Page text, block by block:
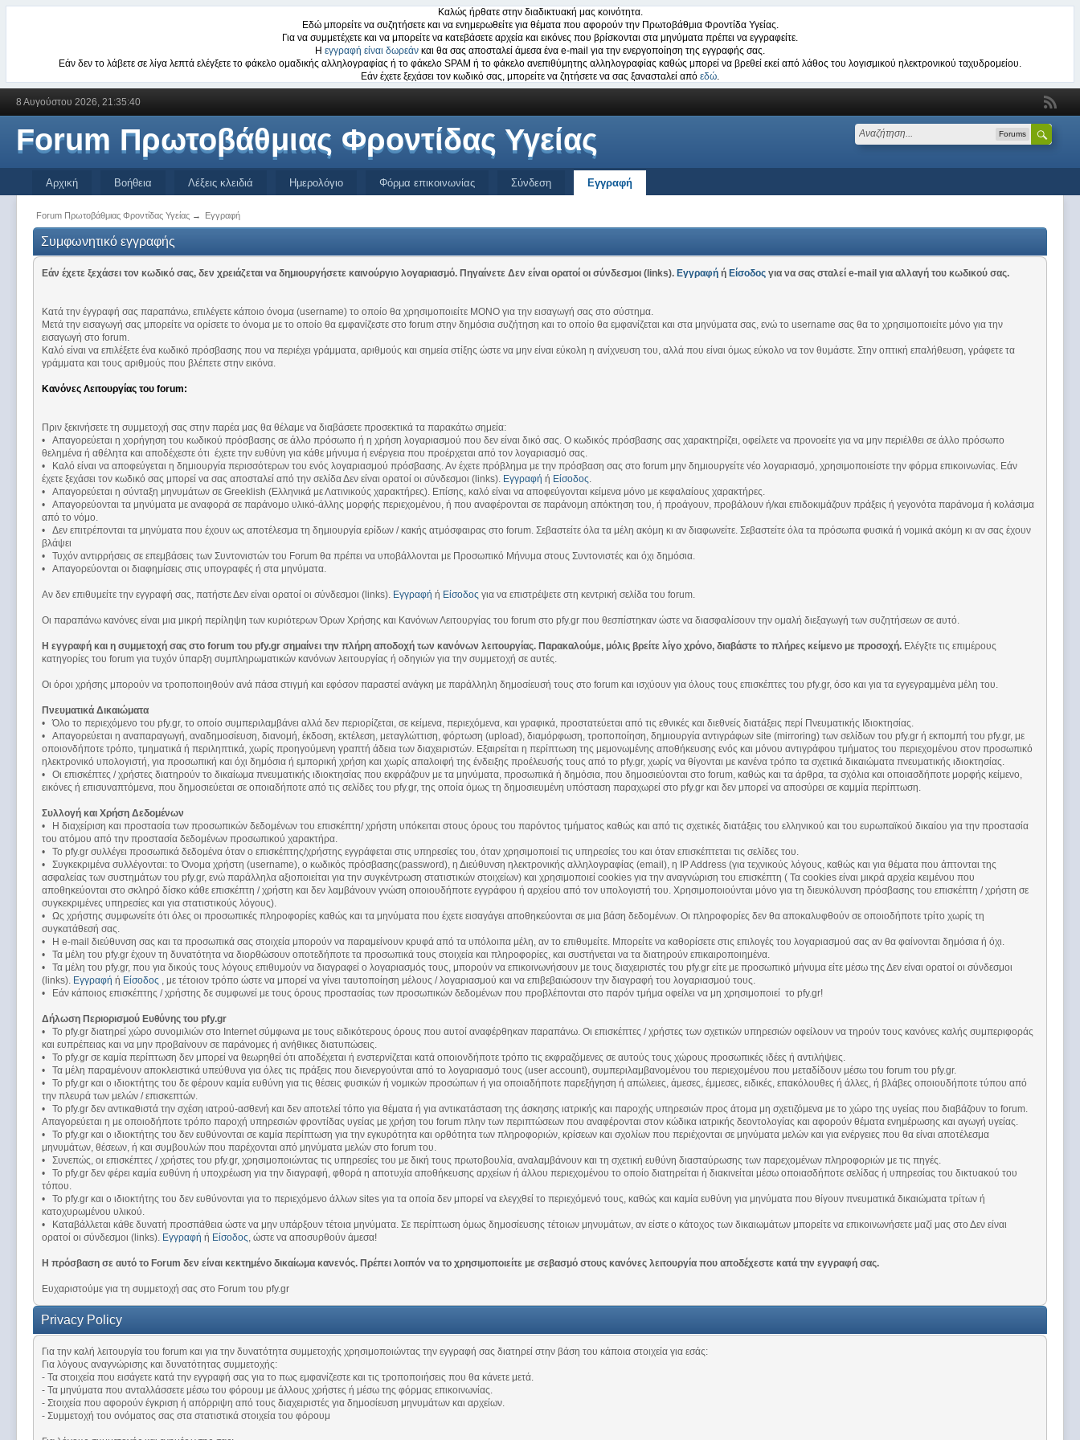
Καλώς ήρθατε στην διαδικτυακή μας κοινότητα.
Εδώ μπορείτε να συζητήσετε και να ενημερωθείτε για θέματα που αφορούν την Πρωτοβάθμια Φροντίδα Υγείας.
Για να συμμετέχετε και να μπορείτε να κατεβάσετε αρχεία και εικόνες που βρίσκονται στα μηνύματα πρέπει να εγγραφείτε.
Η εγγραφή είναι δωρεάν και θα σας αποσταλεί άμεσα ένα e-mail για την ενεργοποίηση της εγγραφής σας.
Εάν δεν το λάβετε σε λίγα λεπτά ελέγξετε το φάκελο ομαδικής αλληλογραφίας ή το φάκελο SPAM ή το φάκελο ανεπιθύμητης αλληλογραφίας καθώς μπορεί να βρεθεί εκεί από λάθος του λογισμικού ηλεκτρονικού ταχυδρομείου.
Εάν έχετε ξεχάσει τον κωδικό σας, μπορείτε να ζητήσετε να σας ξανασταλεί από εδώ.
8 Αυγούστου 2026, 21:35:40
Forum Πρωτοβάθμιας Φροντίδας Υγείας Forums
Αρχική Βοήθεια Λέξεις κλειδιά Ημερολόγιο Φόρμα επικοινωνίας Σύνδεση Εγγραφή
Forum Πρωτοβάθμιας Φροντίδας Υγείας→ Εγγραφή
Συμφωνητικό εγγραφής
Εάν έχετε ξεχάσει τον κωδικό σας, δεν χρειάζεται να δημιουργήσετε καινούργιο λογαριασμό. Πηγαίνετε Δεν είναι ορατοί οι σύνδεσμοι (links). Εγγραφή ή Είσοδος για να σας σταλεί e-mail για αλλαγή του κωδικού σας.
Κατά την έγγραφή σας παραπάνω, επιλέγετε κάποιο όνομα (username) το οποίο θα χρησιμοποιείτε ΜΟΝΟ για την εισαγωγή σας στο σύστημα.
Μετά την εισαγωγή σας μπορείτε να ορίσετε το όνομα με το οποίο θα εμφανίζεστε στο forum στην δημόσια συζήτηση και το οποίο θα εμφανίζεται και στα μηνύματα σας, ενώ το username σας θα το χρησιμοποιείτε μόνο για την
εισαγωγή στο forum.
Καλό είναι να επιλέξετε ένα κωδικό πρόσβασης που να περιέχει γράμματα, αριθμούς και σημεία στίξης ώστε να μην είναι εύκολη η ανίχνευση του, αλλά που είναι όμως εύκολο να τον θυμάστε. Στην οπτική επαλήθευση, γράφετε τα
γράμματα και τους αριθμούς που βλέπετε στην εικόνα.
Κανόνες Λειτουργίας του forum:
Πριν ξεκινήσετε τη συμμετοχή σας στην παρέα μας θα θέλαμε να διαβάσετε προσεκτικά τα παρακάτω σημεία:
• Απαγορεύεται η χορήγηση του κωδικού πρόσβασης σε άλλο πρόσωπο ή η χρήση λογαριασμού που δεν είναι δικό σας. Ο κωδικός πρόσβασης σας χαρακτηρίζει, οφείλετε να προνοείτε για να μην περιέλθει σε άλλο πρόσωπο
θελημένα ή αθέλητα και αποδέχεστε ότι έχετε την ευθύνη για κάθε μήνυμα ή ενέργεια που προέρχεται από τον λογαριασμό σας.
• Καλό είναι να αποφεύγεται η δημιουργία περισσότερων του ενός λογαριασμού πρόσβασης. Αν έχετε πρόβλημα με την πρόσβαση σας στο forum μην δημιουργείτε νέο λογαριασμό, χρησιμοποιείστε την φόρμα επικοινωνίας. Εάν
έχετε ξεχάσει τον κωδικό σας μπορεί να σας αποσταλεί από την σελίδα Δεν είναι ορατοί οι σύνδεσμοι (links). Εγγραφή ή Είσοδος.
• Απαγορεύεται η σύνταξη μηνυμάτων σε Greeklish (Ελληνικά με Λατινικούς χαρακτήρες). Επίσης, καλό είναι να αποφεύγονται κείμενα μόνο με κεφαλαίους χαρακτήρες.
• Απαγορεύονται τα μηνύματα με αναφορά σε παράνομο υλικό-άλλης μορφής περιεχομένου, ή που αναφέρονται σε παράνομη απόκτηση του, ή προάγουν, προβάλουν ή/και επιδοκιμάζουν πράξεις ή γεγονότα παράνομα ή κολάσιμα
από το νόμο.
• Δεν επιτρέπονται τα μηνύματα που έχουν ως αποτέλεσμα τη δημιουργία ερίδων / κακής ατμόσφαιρας στο forum. Σεβαστείτε όλα τα μέλη ακόμη κι αν διαφωνείτε. Σεβαστείτε όλα τα πρόσωπα φυσικά ή νομικά ακόμη κι αν σας έχουν
βλάψει
• Τυχόν αντιρρήσεις σε επεμβάσεις των Συντονιστών του Forum θα πρέπει να υποβάλλονται με Προσωπικό Μήνυμα στους Συντονιστές και όχι δημόσια.
• Απαγορεύονται οι διαφημίσεις στις υπογραφές ή στα μηνύματα.
Αν δεν επιθυμείτε την εγγραφή σας, πατήστε Δεν είναι ορατοί οι σύνδεσμοι (links). Εγγραφή ή Είσοδος για να επιστρέψετε στη κεντρική σελίδα του forum.
Οι παραπάνω κανόνες είναι μια μικρή περίληψη των κυριότερων Όρων Χρήσης και Κανόνων Λειτουργίας του forum στο pfy.gr που θεσπίστηκαν ώστε να διασφαλίσουν την ομαλή διεξαγωγή των συζητήσεων σε αυτό.
Η εγγραφή και η συμμετοχή σας στο forum του pfy.gr σημαίνει την πλήρη αποδοχή των κανόνων λειτουργίας. Παρακαλούμε, μόλις βρείτε λίγο χρόνο, διαβάστε το πλήρες κείμενο με προσοχή. Ελέγξτε τις επιμέρους
κατηγορίες του forum για τυχόν ύπαρξη συμπληρωματικών κανόνων λειτουργίας ή οδηγιών για την συμμετοχή σε αυτές.
Οι όροι χρήσης μπορούν να τροποποιηθούν ανά πάσα στιγμή και εφόσον παραστεί ανάγκη με παράλληλη δημοσίευσή τους στο forum και ισχύουν για όλους τους επισκέπτες του pfy.gr, όσο και για τα εγγεγραμμένα μέλη του.
Πνευματικά Δικαιώματα
• Όλο το περιεχόμενο του pfy.gr, το οποίο συμπεριλαμβάνει αλλά δεν περιορίζεται, σε κείμενα, περιεχόμενα, και γραφικά, προστατεύεται από τις εθνικές και διεθνείς διατάξεις περί Πνευματικής Ιδιοκτησίας.
• Απαγορεύεται η αναπαραγωγή, αναδημοσίευση, διανομή, έκδοση, εκτέλεση, μεταγλώττιση, φόρτωση (upload), διαμόρφωση, τροποποίηση, δημιουργία αντιγράφων site (mirroring) των σελίδων του pfy.gr ή εκπομπή του pfy.gr, με
οποιονδήποτε τρόπο, τμηματικά ή περιληπτικά, χωρίς προηγούμενη γραπτή άδεια των διαχειριστών. Εξαιρείται η περίπτωση της μεμονωμένης αποθήκευσης ενός και μόνου αντιγράφου τμήματος του περιεχομένου στον προσωπικό
ηλεκτρονικό υπολογιστή, για προσωπική και όχι δημόσια ή εμπορική χρήση και χωρίς απαλοιφή της ένδειξης προέλευσής τους από το pfy.gr, χωρίς να θίγονται με κανένα τρόπο τα σχετικά δικαιώματα πνευματικής ιδιοκτησίας.
• Οι επισκέπτες / χρήστες διατηρούν το δικαίωμα πνευματικής ιδιοκτησίας που εκφράζουν με τα μηνύματα, προσωπικά ή δημόσια, που δημοσιεύονται στο forum, καθώς και τα άρθρα, τα σχόλια και οποιασδήποτε μορφής κείμενο,
εικόνες ή επισυναπτόμενα, που δημοσιεύεται σε οποιαδήποτε από τις σελίδες του pfy.gr, της οποία όμως τη δημοσιευμένη υπόσταση παραχωρεί στο pfy.gr και δεν μπορεί να αποσύρει σε καμμία περίπτωση.
Συλλογή και Χρήση Δεδομένων
• Η διαχείριση και προστασία των προσωπικών δεδομένων του επισκέπτη/ χρήστη υπόκειται στους όρους του παρόντος τμήματος καθώς και από τις σχετικές διατάξεις του ελληνικού και του ευρωπαϊκού δικαίου για την προστασία
του ατόμου από την προστασία δεδομένων προσωπικού χαρακτήρα.
• Το pfy.gr συλλέγει προσωπικά δεδομένα όταν ο επισκέπτης/χρήστης εγγράφεται στις υπηρεσίες του, όταν χρησιμοποιεί τις υπηρεσίες του και όταν επισκέπτεται τις σελίδες του.
• Συγκεκριμένα συλλέγονται: το Όνομα χρήστη (username), ο κωδικός πρόσβασης(password), η Διεύθυνση ηλεκτρονικής αλληλογραφίας (email), η IP Address (για τεχνικούς λόγους, καθώς και για θέματα που άπτονται της
ασφαλείας των συστημάτων του pfy.gr, ενώ παράλληλα αξιοποιείται για την συγκέντρωση στατιστικών στοιχείων) και χρησιμοποιεί cookies για την αναγνώριση του επισκέπτη ( Τα cookies είναι μικρά αρχεία κειμένου που
αποθηκεύονται στο σκληρό δίσκο κάθε επισκέπτη / χρήστη και δεν λαμβάνουν γνώση οποιουδήποτε εγγράφου ή αρχείου από τον υπολογιστή του. Χρησιμοποιούνται μόνο για τη διευκόλυνση πρόσβασης του επισκέπτη / χρήστη σε
συγκεκριμένες υπηρεσίες και για στατιστικούς λόγους).
• Ως χρήστης συμφωνείτε ότι όλες οι προσωπικές πληροφορίες καθώς και τα μηνύματα που έχετε εισαγάγει αποθηκεύονται σε μια βάση δεδομένων. Οι πληροφορίες δεν θα αποκαλυφθούν σε οποιοδήποτε τρίτο χωρίς τη
συγκατάθεσή σας.
• Η e-mail διεύθυνση σας και τα προσωπικά σας στοιχεία μπορούν να παραμείνουν κρυφά από τα υπόλοιπα μέλη, αν το επιθυμείτε. Μπορείτε να καθορίσετε στις επιλογές του λογαριασμού σας αν θα φαίνονται δημόσια ή όχι.
• Τα μέλη του pfy.gr έχουν τη δυνατότητα να διορθώσουν οποτεδήποτε τα προσωπικά τους στοιχεία και πληροφορίες, και συστήνεται να τα διατηρούν επικαιροποιημένα.
• Τα μέλη του pfy.gr, που για δικούς τους λόγους επιθυμούν να διαγραφεί ο λογαριασμός τους, μπορούν να επικοινωνήσουν με τους διαχειριστές του pfy.gr είτε με προσωπικό μήνυμα είτε μέσω της Δεν είναι ορατοί οι σύνδεσμοι
(links). Εγγραφή ή Είσοδος , με τέτοιον τρόπο ώστε να μπορεί να γίνει ταυτοποίηση μέλους / λογαριασμού και να επιβεβαιώσουν την διαγραφή του λογαριασμού τους.
• Εάν κάποιος επισκέπτης / χρήστης δε συμφωνεί με τους όρους προστασίας των προσωπικών δεδομένων που προβλέπονται στο παρόν τμήμα οφείλει να μη χρησιμοποιεί το pfy.gr!
Δήλωση Περιορισμού Ευθύνης του pfy.gr
• Το pfy.gr διατηρεί χώρο συνομιλιών στο Internet σύμφωνα με τους ειδικότερους όρους που αυτοί αναφέρθηκαν παραπάνω. Οι επισκέπτες / χρήστες των σχετικών υπηρεσιών οφείλουν να τηρούν τους κανόνες καλής συμπεριφοράς
και ευπρέπειας και να μην προβαίνουν σε παράνομες ή ανήθικες διατυπώσεις.
• Το pfy.gr σε καμία περίπτωση δεν μπορεί να θεωρηθεί ότι αποδέχεται ή ενστερνίζεται κατά οποιονδήποτε τρόπο τις εκφραζόμενες σε αυτούς τους χώρους προσωπικές ιδέες ή αντιλήψεις.
• Τα μέλη παραμένουν αποκλειστικά υπεύθυνα για όλες τις πράξεις που διενεργούνται από το λογαριασμό τους (user account), συμπεριλαμβανομένου του περιεχομένου που μεταδίδουν μέσω του forum του pfy.gr.
• Το pfy.gr και ο ιδιοκτήτης του δε φέρουν καμία ευθύνη για τις θέσεις φυσικών ή νομικών προσώπων ή για οποιαδήποτε παρεξήγηση ή απώλειες, άμεσες, έμμεσες, ειδικές, επακόλουθες ή άλλες, ή βλάβες οποιουδήποτε τύπου από
την πλευρά των μελών / επισκεπτών.
• Το pfy.gr δεν αντικαθιστά την σχέση ιατρού-ασθενή και δεν αποτελεί τόπο για θέματα ή για αντικατάσταση της άσκησης ιατρικής και παροχής υπηρεσιών προς άτομα μη σχετιζόμενα με το χώρο της υγείας που διαβάζουν το forum.
Απαγορεύεται η με οποιοδήποτε τρόπο παροχή υπηρεσιών φροντίδας υγείας με χρήση του forum πλην των περιπτώσεων που αναφέρονται στον κώδικα ιατρικής δεοντολογίας και αφορούν θέματα ενημέρωσης και αγωγή υγείας.
• Το pfy.gr και ο ιδιοκτήτης του δεν ευθύνονται σε καμία περίπτωση για την εγκυρότητα και ορθότητα των πληροφοριών, κρίσεων και σχολίων που περιέχονται σε μηνύματα μελών και για ενέργειες που θα είναι αποτέλεσμα
μηνυμάτων, θέσεων, ή και συμβουλών που παρέχονται από μηνύματα μελών στο forum του.
• Συνεπώς, οι επισκέπτες / χρήστες του pfy.gr, χρησιμοποιώντας τις υπηρεσίες του με δική τους πρωτοβουλία, αναλαμβάνουν και τη σχετική ευθύνη διασταύρωσης των παρεχομένων πληροφοριών με τις πηγές.
• Το pfy.gr δεν φέρει καμία ευθύνη ή υποχρέωση για την διαγραφή, φθορά η αποτυχία αποθήκευσης αρχείων ή άλλου περιεχομένου το οποίο διατηρείται ή διακινείται μέσω οποιασδήποτε σελίδας ή υπηρεσίας του δικτυακού του
τόπου.
• Το pfy.gr και ο ιδιοκτήτης του δεν ευθύνονται για το περιεχόμενο άλλων sites για τα οποία δεν μπορεί να ελεγχθεί το περιεχόμενό τους, καθώς και καμία ευθύνη για μηνύματα που θίγουν πνευματικά δικαιώματα τρίτων ή
κατοχυρωμένου υλικού.
• Καταβάλλεται κάθε δυνατή προσπάθεια ώστε να μην υπάρξουν τέτοια μηνύματα. Σε περίπτωση όμως δημοσίευσης τέτοιων μηνυμάτων, αν είστε ο κάτοχος των δικαιωμάτων μπορείτε να επικοινωνήσετε μαζί μας στο Δεν είναι
ορατοί οι σύνδεσμοι (links). Εγγραφή ή Είσοδος, ώστε να αποσυρθούν άμεσα!
Η πρόσβαση σε αυτό το Forum δεν είναι κεκτημένο δικαίωμα κανενός. Πρέπει λοιπόν να το χρησιμοποιείτε με σεβασμό στους κανόνες λειτουργία που αποδέχεστε κατά την εγγραφή σας.
Ευχαριστούμε για τη συμμετοχή σας στο Forum του pfy.gr
Privacy Policy
Για την καλή λειτουργία του forum και για την δυνατότητα συμμετοχής χρησιμοποιώντας την εγγραφή σας διατηρεί στην βάση του κάποια στοιχεία για εσάς:
Για λόγους αναγνώρισης και δυνατότητας συμμετοχής:
- Τα στοιχεία που εισάγετε κατά την εγγραφή σας για το πως εμφανίζεστε και τις τροποποιήσεις που θα κάνετε μετά.
- Τα μηνύματα που ανταλλάσσετε μέσω του φόρουμ με άλλους χρήστες ή μέσω της φόρμας επικοινωνίας.
- Στοιχεία που αφορούν έγκριση ή απόρριψη από τους διαχειριστές για δημοσίευση μηνυμάτων και αρχείων.
- Συμμετοχή του ονόματος σας στα στατιστικά στοιχεία του φόρουμ